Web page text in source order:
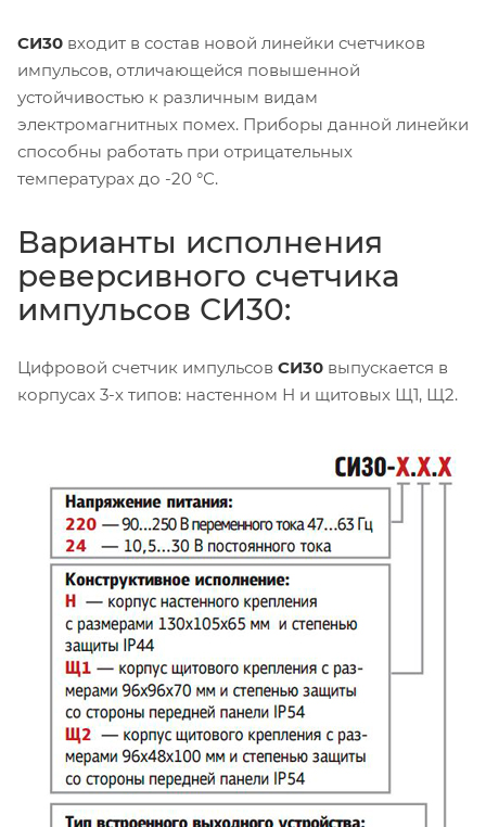
СИ30 входит в состав новой линейки счетчиков
импульсов, отличающейся повышенной
устойчивостью к различным видам
электромагнитных помех. Приборы данной линейки
способны работать при отрицательных
температурах до -20 °С.
Варианты исполнения
реверсивного счетчика
импульсов СИ30:
Цифровой счетчик импульсов СИ30 выпускается в
корпусах 3-х типов: настенном Н и щитовых Щ1, Щ2.